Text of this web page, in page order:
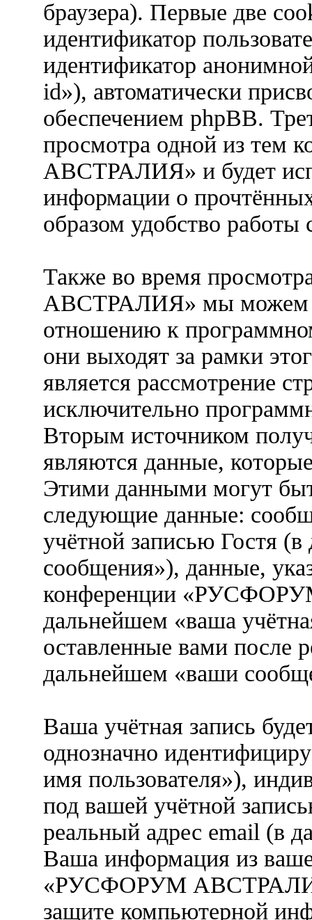
браузера). Первые две
идентификатор
идентификатор
id»), автоматически
обеспечением phpBB.
просмотра одной из
АВСТРАЛИЯ» и будет
информации о
образом удобство
Также во время
АВСТРАЛИЯ» мы можем
отношению к
они выходят за рамки
является рассмотрение
исключительно
Вторым источником
являются данные,
Этими данными могут
следующие данные:
учётной записью Гостя
сообщения»), данные,
конференции
дальнейшем «ваша
оставленные вами после
дальнейшем «ваши
Ваша учётная запись
однозначно
имя пользователя»),
под вашей учётной
реальный адрес email (в
Ваша информация из
«РУСФОРУМ
защите компьютерной